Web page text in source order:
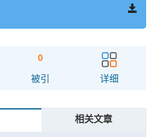
0
被引 详细
相关文章